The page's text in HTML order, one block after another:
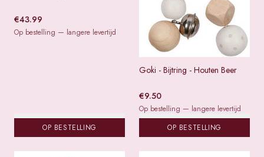
€43.99
Op bestelling — langere levertijd
OP BESTELLING
Goki - Bijtring - Houten Beer
€9.50
Op bestelling — langere levertijd
OP BESTELLING